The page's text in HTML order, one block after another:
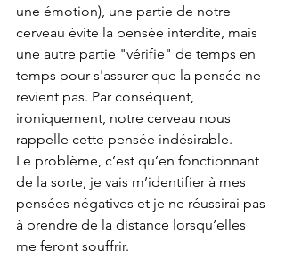
une émotion), une partie de notre
cerveau évite la pensée interdite, mais
une autre partie "vérifie" de temps en
temps pour s'assurer que la pensée ne
revient pas. Par conséquent,
ironiquement, notre cerveau nous
rappelle cette pensée indésirable.
Le problème, c’est qu’en fonctionnant
de la sorte, je vais m’identifier à mes
pensées négatives et je ne réussirai pas
à prendre de la distance lorsqu’elles
me feront souffrir.